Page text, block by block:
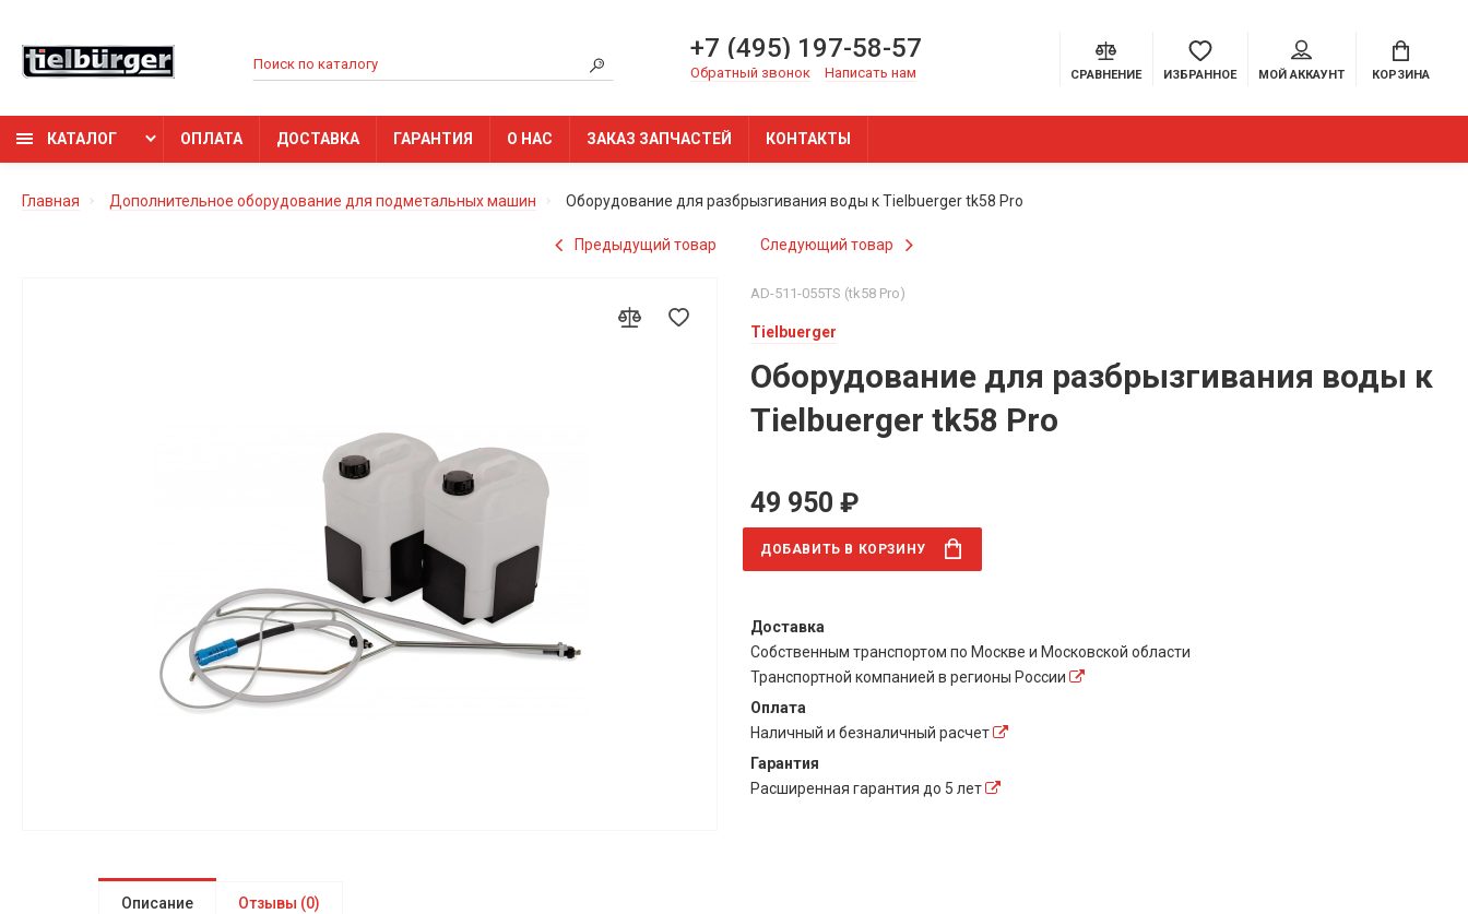
+7 (495) 197-58-57
Обратный звонок Написать нам СРАВНЕНИЕ ИЗБРАННОЕ МОЙ АККАУНТ КОРЗИНА
КАТАЛОГ ОПЛАТА ДОСТАВКА ГАРАНТИЯ О НАС ЗАКАЗ ЗАПЧАСТЕЙ КОНТАКТЫ
Главная Дополнительное оборудование для подметальных машин Оборудование для разбрызгивания воды к Tielbuerger tk58 Pro
Предыдущий товар Следующий товар
AD-511-055TS (tk58 Pro)
Tielbuerger
Оборудование для разбрызгивания воды к
Tielbuerger tk58 Pro
49 950 ₽
ДОБАВИТЬ В КОРЗИНУ
Доставка
Собственным транспортом по Москве и Московской области
Транспортной компанией в регионы России
Оплата
Наличный и безналичный расчет
Гарантия
Расширенная гарантия до 5 лет
Описание Отзывы (0)